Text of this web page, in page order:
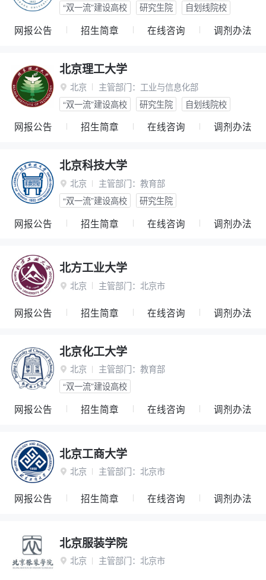
“双一流”建设高校
研究生院 自划线院校
网报公告 招生简章 在线咨询 调剂办法
北京理工大学
 北京 主管部门： 工业与信息化部
“双一流”建设高校
研究生院 自划线院校
网报公告 招生简章 在线咨询 调剂办法
北京科技大学
 北京 主管部门： 教育部
“双一流”建设高校
研究生院
网报公告 招生简章 在线咨询 调剂办法
北方工业大学
 北京 主管部门： 北京市
网报公告 招生简章 在线咨询 调剂办法
北京化工大学
 北京 主管部门： 教育部
“双一流”建设高校
网报公告 招生简章 在线咨询 调剂办法
北京工商大学
 北京 主管部门： 北京市
网报公告 招生简章 在线咨询 调剂办法
北京服装学院
 北京 主管部门： 北京市